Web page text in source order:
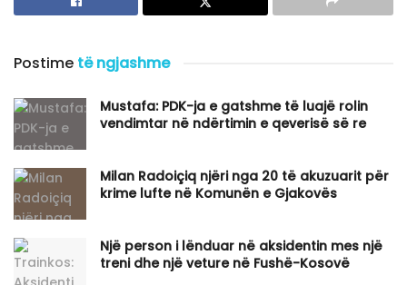
Postime të ngjashme
Mustafa: PDK-ja e gatshme të luajë rolin
vendimtar në ndërtimin e qeverisë së re
Milan Radoiçiq njëri nga 20 të akuzuarit për
krime lufte në Komunën e Gjakovës
Një person i lënduar në aksidentin mes një
treni dhe një veture në Fushë-Kosovë